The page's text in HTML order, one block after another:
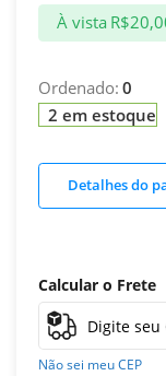
À vista R$
Ordenado: 0
2 em estoque
Detalhes do
Calcular o Frete
Não sei meu CEP